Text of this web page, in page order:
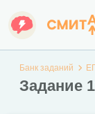
Банк заданий
Задание